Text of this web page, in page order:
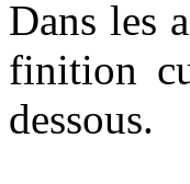
Dans les
finition
dessous.